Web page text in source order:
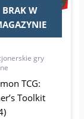
BRAK W
gry
TCG:
Toolkit